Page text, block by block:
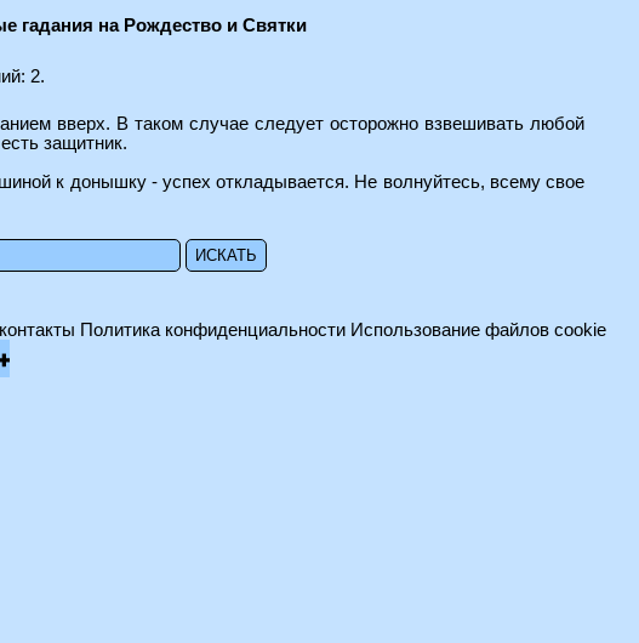
на Рождество и Святки
2.
вверх. В таком случае следует осторожно взвешивать любой
защитник.
к донышку - успех откладывается. Не волнуйтесь, всему свое
Политика конфиденциальности Использование файлов cookie